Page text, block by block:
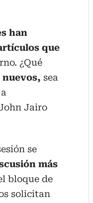
han
que
¿Qué
nuevos, sea
Jairo
se
más
bloque de
solicitan